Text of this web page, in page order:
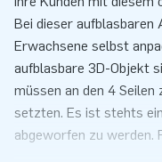
Bei dieser
Erwachsene selbst
aufblasbare 3D-Objekt
müssen an den 4 Seilen
setzten. Es ist stehts
abgeworfen zu werden.